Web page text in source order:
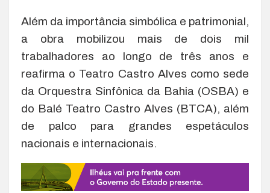
Além da importância simbólica e patrimonial,
a obra mobilizou mais de dois mil
trabalhadores ao longo de três anos e
reafirma o Teatro Castro Alves como sede
da Orquestra Sinfônica da Bahia (OSBA) e
do Balé Teatro Castro Alves (BTCA), além
de palco para grandes espetáculos
nacionais e internacionais.